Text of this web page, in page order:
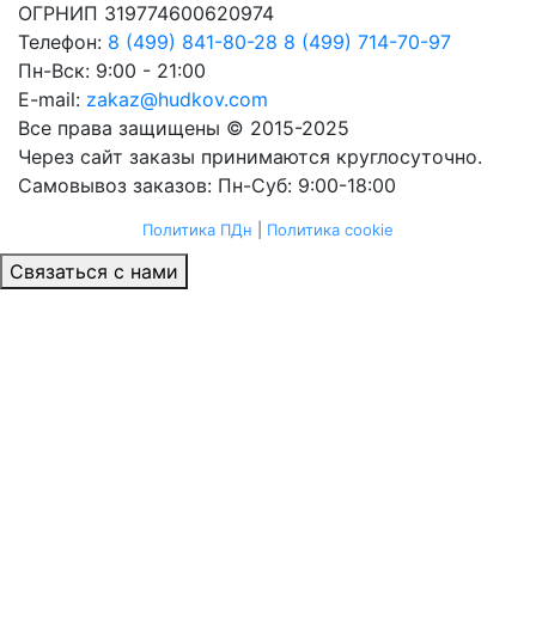
ОГРНИП 319774600620974
Телефон: 8 (499) 841-80-28 8 (499) 714-70-97
Пн-Вск: 9:00 - 21:00
E-mail: zakaz@hudkov.com
Все права защищены © 2015-2025
Через сайт заказы принимаются круглосуточно.
Самовывоз заказов: Пн-Суб: 9:00-18:00
Политика ПДн Политика cookie
Связаться с нами